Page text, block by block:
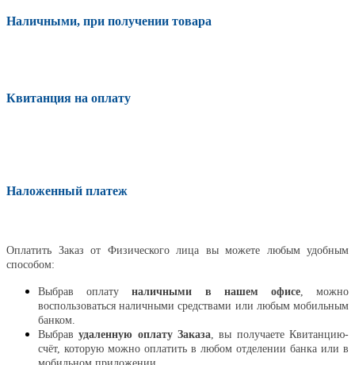
Наличными, при получении товара
Квитанция на оплату
Наложенный платеж
Оплатить Заказ от Физического лица вы можете любым удобным
способом:
Выбрав оплатуналичными в нашем офисе, можно
воспользоваться наличными средствами или любым мобильным
банком.
Выбравудаленную оплату Заказа , вы получаете Квитанцию-
счёт, которую можно оплатить в любом отделении банка или в